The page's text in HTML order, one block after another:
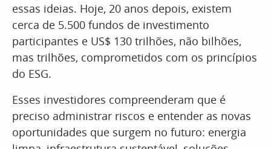
essas ideias. Hoje, 20 anos depois, existem
cerca de 5.500 fundos de investimento
participantes e US$ 130 trilhões, não bilhões,
mas trilhões, comprometidos com os princípios
do ESG.
Esses investidores compreenderam que é
preciso administrar riscos e entender as novas
oportunidades que surgem no futuro: energia